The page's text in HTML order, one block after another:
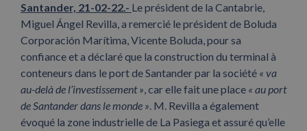
Santander, 21-02-22.- Le président de la Cantabrie,
Miguel Ángel Revilla, a remercié le président de Boluda
Corporación Marítima, Vicente Boluda, pour sa
confiance et a déclaré que la construction du terminal à
conteneurs dans le port de Santander par la société « va
au-delà de l’investissement », car elle fait une place « au port
de Santander dans le monde ». M. Revilla a également
évoqué la zone industrielle de La Pasiega et assuré qu’elle